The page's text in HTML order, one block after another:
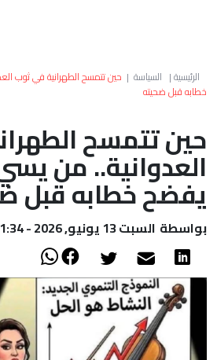
العالم
الصحراء
الرئيسية| السياسة | حين تتمسح الطهرانية في ثوب
خطابه قبل ضحيته
حين تتمسح
العدوانية.. من
يفضح خطابه قبل
بواسطة السبت 13 يونيو, 2026 - 21:34